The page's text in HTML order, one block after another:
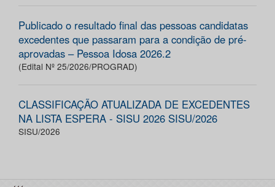
Publicado o resultado final das pessoas candidatas
excedentes que passaram para a condição de pré-
aprovadas – Pessoa Idosa 2026.2
(Edital Nº 25/2026/PROGRAD)
CLASSIFICAÇÃO ATUALIZADA DE EXCEDENTES
NA LISTA ESPERA - SISU 2026 SISU/2026
SISU/2026